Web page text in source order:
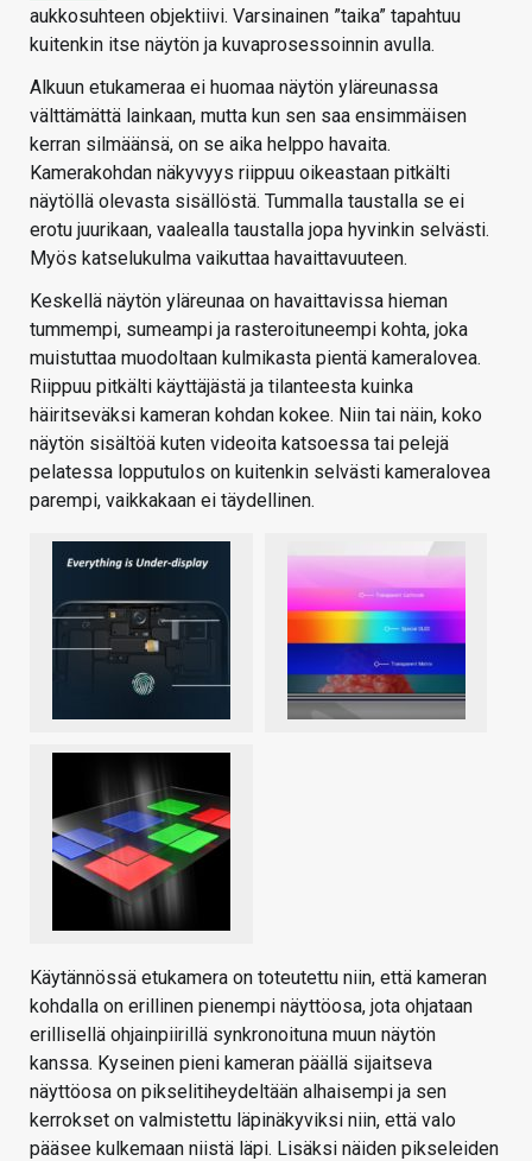
aukkosuhteen objektiivi. Varsinainen ”taika” tapahtuu
kuitenkin itse näytön ja kuvaprosessoinnin avulla.
Alkuun etukameraa ei huomaa näytön yläreunassa
välttämättä lainkaan, mutta kun sen saa ensimmäisen
kerran silmäänsä, on se aika helppo havaita.
Kamerakohdan näkyvyys riippuu oikeastaan pitkälti
näytöllä olevasta sisällöstä. Tummalla taustalla se ei
erotu juurikaan, vaalealla taustalla jopa hyvinkin selvästi.
Myös katselukulma vaikuttaa havaittavuuteen.
Keskellä näytön yläreunaa on havaittavissa hieman
tummempi, sumeampi ja rasteroituneempi kohta, joka
muistuttaa muodoltaan kulmikasta pientä kameralovea.
Riippuu pitkälti käyttäjästä ja tilanteesta kuinka
häiritseväksi kameran kohdan kokee. Niin tai näin, koko
näytön sisältöä kuten videoita katsoessa tai pelejä
pelatessa lopputulos on kuitenkin selvästi kameralovea
parempi, vaikkakaan ei täydellinen.
Käytännössä etukamera on toteutettu niin, että kameran
kohdalla on erillinen pienempi näyttöosa, jota ohjataan
erillisellä ohjainpiirillä synkronoituna muun näytön
kanssa. Kyseinen pieni kameran päällä sijaitseva
näyttöosa on pikselitiheydeltään alhaisempi ja sen
kerrokset on valmistettu läpinäkyviksi niin, että valo
pääsee kulkemaan niistä läpi. Lisäksi näiden pikseleiden